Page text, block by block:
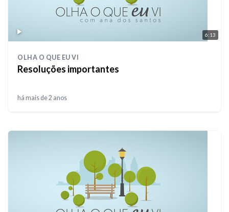
6:13
OLHA O QUE EU VI
Resoluções importantes
há mais de 2 anos